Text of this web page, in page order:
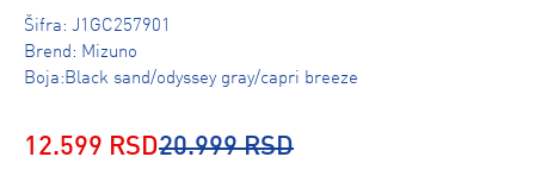
Šifra: J1GC257901
Brend: Mizuno
Boja:Black sand/odyssey gray/capri breeze
12.599 RSD20.999 RSD